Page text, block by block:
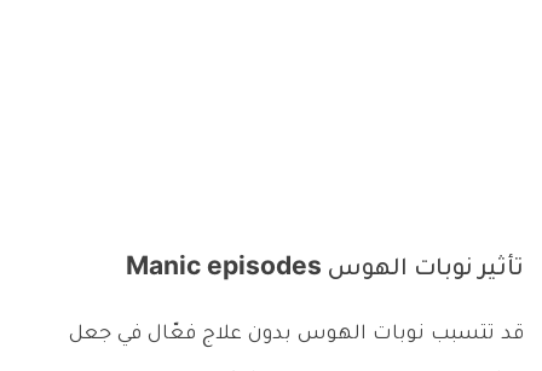
تأثير نوبات الهوس Manic episodes
قد تتسبب نوبات الهوس بدون علاج فعّال في جعل